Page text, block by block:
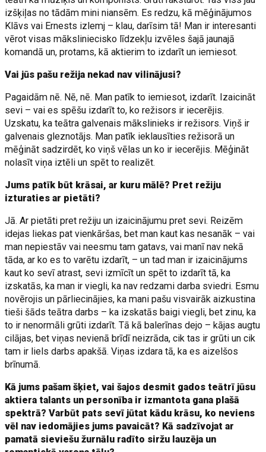
izšķiļas no tādām mini niansēm. Es redzu, kā mēģinājumos
Klāvs vai Ernests izlemj – klau, darīsim tā! Man ir interesanti
vērot visas māksliniecisko līdzekļu izvēles šajā jaunajā
komandā un, protams, kā aktierim to izdarīt un iemiesot.
Vai jūs pašu režija nekad nav vilinājusi?
Pagaidām nē. Nē, nē. Man patīk to iemiesot, izdarīt. Izaicināt
sevi – vai es spēšu izdarīt to, ko režisors ir iecerējis.
Uzskatu, ka teātra galvenais mākslinieks ir režisors. Viņš ir
galvenais gleznotājs. Man patīk ieklausīties režisorā un
mēģināt sadzirdēt, ko viņš vēlas un ko ir iecerējis. Mēģināt
nolasīt viņa iztēli un spēt to realizēt.
Jums patīk būt krāsai, ar kuru mālē? Pret režiju
izturaties ar pietāti?
Jā. Ar pietāti pret režiju un izaicinājumu pret sevi. Reizēm
idejas liekas pat vienkāršas, bet man kaut kas nesanāk – vai
man nepiestāv vai neesmu tam gatavs, vai manī nav nekā
tāda, ar ko es to varētu izdarīt, – un tad man ir izaicinājums
kaut ko sevī atrast, sevi izmīcīt un spēt to izdarīt tā, ka
izskatās, ka man ir viegli, ka nav redzami darba sviedri. Esmu
novērojis un pārliecinājies, ka mani pašu visvairāk aizkustina
tieši šāds teātra darbs – ka izskatās baigi viegli, bet zinu, ka
to ir nenormāli grūti izdarīt. Tā kā balerīnas dejo – kājas augtu
cilājas, bet viņas nevienā brīdī neizrāda, cik tas ir grūti un cik
tam ir liels darbs apakšā. Viņas izdara tā, ka es aizelšos
brīnumā.
Kā jums pašam šķiet, vai šajos desmit gados teātrī jūsu
aktiera talants un personība ir izmantota gana plašā
spektrā? Varbūt pats sevī jūtat kādu krāsu, ko neviens
vēl nav iedomājies jums pavaicāt? Kā sadzīvojat ar
pamatā sieviešu žurnālu radīto siržu lauzēja un